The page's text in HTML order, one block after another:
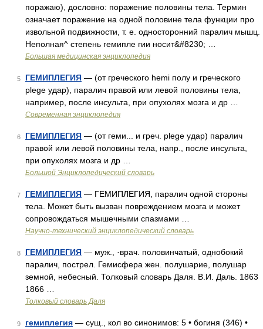
поражаю), дословно: поражение половины тела. Термин
означает поражение на одной половине тела функции про
извольной подвижности, т. е. односторонний паралич мышц.
Неполная^ степень гемипле гии носит&#8230; …
Большая медицинская энциклопедия
5 ГЕМИПЛЕГИЯ — (от греческого hemi полу и греческого
plege удар), паралич правой или левой половины тела,
например, после инсульта, при опухолях мозга и др …
Современная энциклопедия
6 ГЕМИПЛЕГИЯ — (от геми... и греч. plege удар) паралич
правой или левой половины тела, напр., после инсульта,
при опухолях мозга и др …
Большой Энциклопедический словарь
7 ГЕМИПЛЕГИЯ — ГЕМИПЛЕГИЯ, паралич одной стороны
тела. Может быть вызван повреждением мозга и может
сопровождаться мышечными спазмами …
Научно-технический энциклопедический словарь
8 ГЕМИПЛЕГИЯ — муж., ·врач. половинчатый, однобокий
паралич, пострел. Гемисфера жен. полушарие, полушар
земной, небесный. Толковый словарь Даля. В.И. Даль. 1863
1866 …
Толковый словарь Даля
9 гемиплегия — сущ., кол во синонимов: 5 • богиня (346) •